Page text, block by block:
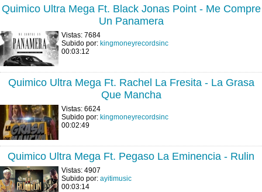
Quimico Ultra Mega Ft. Black Jonas Point - Me Compre
Un Panamera
Vistas: 7684
Subido por: kingmoneyrecordsinc
00:03:12
Quimico Ultra Mega Ft. Rachel La Fresita - La Grasa
Que Mancha
Vistas: 6624
Subido por: kingmoneyrecordsinc
00:02:49
Quimico Ultra Mega Ft. Pegaso La Eminencia - Rulin
Vistas: 4907
Subido por: ayitimusic
00:03:14